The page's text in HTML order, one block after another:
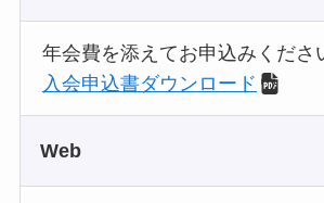
年会費を添えてお申込みくださ
入会申込書ダウンロード ウ
Web